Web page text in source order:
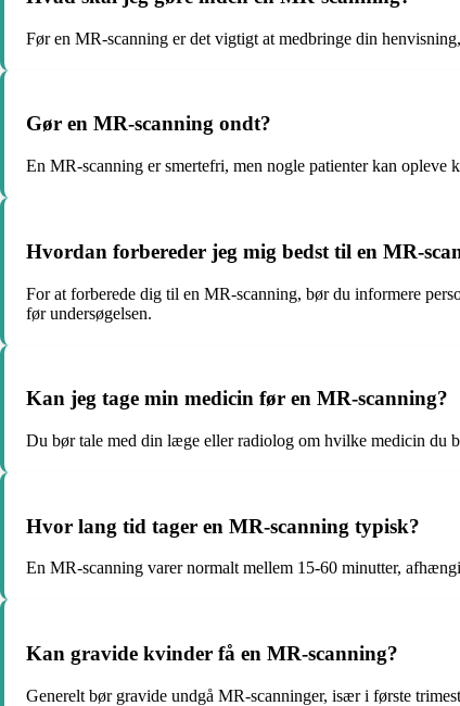
Før en MR-scanning er det vigtigt at medbringe din
Gør en MR-scanning ondt?
En MR-scanning er smertefri, men nogle patienter kan
Hvordan forbereder jeg mig bedst til en MR-
For at forberede dig til en MR-scanning, bør du informere
før undersøgelsen.
Kan jeg tage min medicin før en MR-scanning?
Du bør tale med din læge eller radiolog om hvilke medicin du
Hvor lang tid tager en MR-scanning typisk?
En MR-scanning varer normalt mellem 15-60 minutter,
Kan gravide kvinder få en MR-scanning?
Generelt bør gravide undgå MR-scanninger, især i første